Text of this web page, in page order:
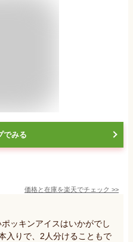
でみる
価格と在庫を楽天でチェック >>
ッキンアイスはいかがでし
入りで、2人分けることもで